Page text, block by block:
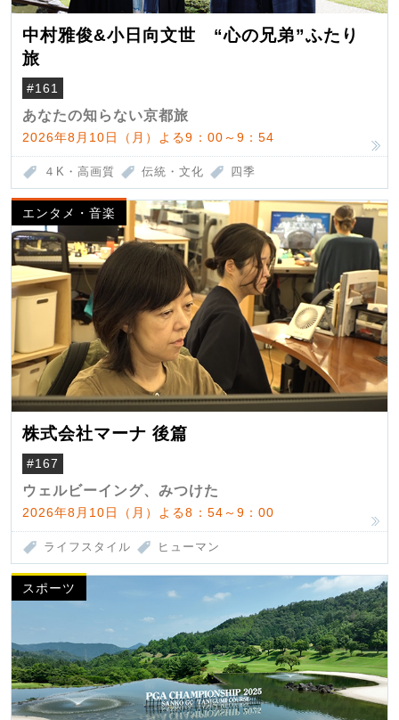
中村雅俊&小日向文世 “心の兄弟”ふたり
旅
#161
あなたの知らない京都旅
2026年8月10日（月）よる9：00～9：54
４K・高画質 伝統・文化 四季
エンタメ・音楽
株式会社マーナ 後篇
#167
ウェルビーイング、みつけた
2026年8月10日（月）よる8：54～9：00
ライフスタイル ヒューマン
スポーツ